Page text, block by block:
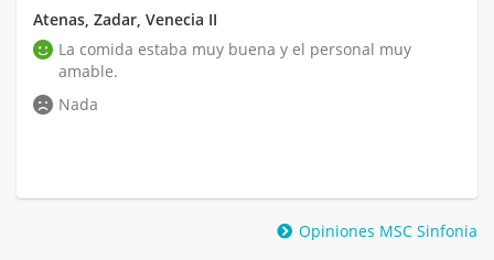
Atenas, Zadar, Venecia II
La comida estaba muy buena y el personal muy
amable.
Nada
Opiniones MSC Sinfonia